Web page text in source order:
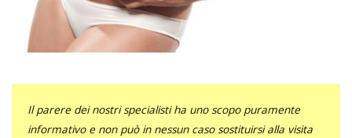
Il parere dei nostri specialisti ha uno scopo puramente
informativo e non può in nessun caso sostituirsi alla visita